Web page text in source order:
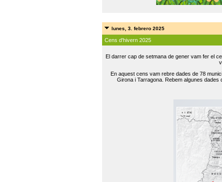
lunes, 3. febrero 2025
Cens d'hivern 2025
El darrer cap de setmana de gener vam fer el
En aquest cens vam rebre dades de 78
Girona i Tarragona. Rebem algunes